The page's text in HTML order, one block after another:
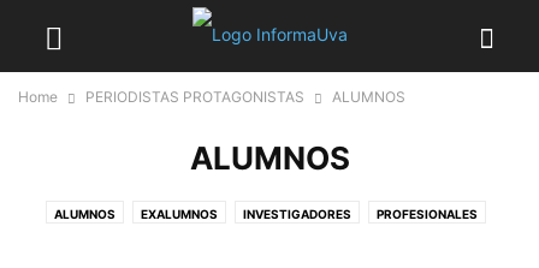
Home PERIODISTAS PROTAGONISTAS ALUMNOS
ALUMNOS
ALUMNOS EXALUMNOS INVESTIGADORES PROFESIONALES